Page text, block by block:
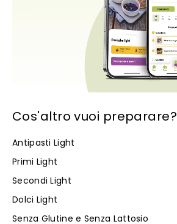
Cos'altro vuoi preparare?
Antipasti Light
Primi Light
Secondi Light
Dolci Light
Senza Glutine e Senza Lattosio